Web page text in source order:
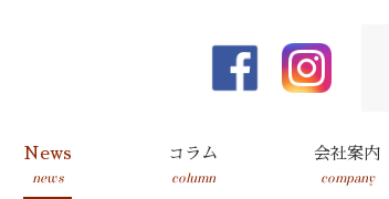
News
news
コラム
column
会社案内
company